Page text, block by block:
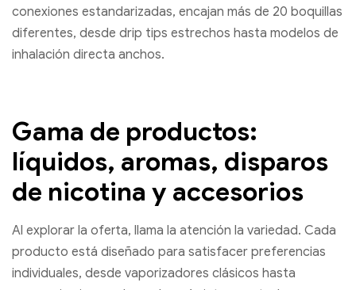
conexiones estandarizadas, encajan más de 20 boquillas
diferentes, desde drip tips estrechos hasta modelos de
inhalación directa anchos.
Gama de productos:
líquidos, aromas, disparos
de nicotina y accesorios
Al explorar la oferta, llama la atención la variedad. Cada
producto está diseñado para satisfacer preferencias
individuales, desde vaporizadores clásicos hasta